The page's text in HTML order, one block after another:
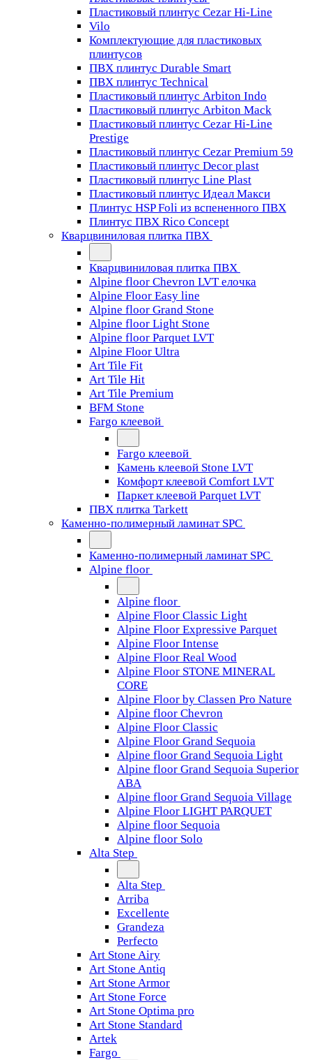
Пластиковый плинтус Cezar Hi-Line
Vilo
Комплектующие для пластиковых
плинтусов
ПВХ плинтус Durable Smart
ПВХ плинтус Technical
Пластиковый плинтус Arbiton Indo
Пластиковый плинтус Arbiton Mack
Пластиковый плинтус Cezar Hi-Line
Prestige
Пластиковый плинтус Cezar Premium 59
Пластиковый плинтус Decor plast
Пластиковый плинтус Line Plast
Пластиковый плинтус Идеал Макси
Плинтус HSP Foli из вспененного ПВХ
Плинтус ПВХ Rico Concept
Кварцвиниловая плитка ПВХ
Кварцвиниловая плитка ПВХ
Alpine floor Chevron LVT елочка
Alpine Floor Easy line
Alpine floor Grand Stone
Alpine floor Light Stone
Alpine floor Parquet LVT
Alpine Floor Ultra
Art Tile Fit
Art Tile Hit
Art Tile Premium
BFM Stone
Fargo клеевой
Fargo клеевой
Камень клеевой Stone LVT
Комфорт клеевой Comfort LVT
Паркет клеевой Parquet LVT
ПВХ плитка Tarkett
Каменно-полимерный ламинат SPC
Каменно-полимерный ламинат SPC
Alpine floor
Alpine floor
Alpine Floor Classic Light
Alpine Floor Expressive Parquet
Alpine Floor Intense
Alpine Floor Real Wood
Alpine Floor STONE MINERAL
CORE
Alpine Floor by Classen Pro Nature
Alpine floor Chevron
Alpine Floor Classic
Alpine Floor Grand Sequoia
Alpine floor Grand Sequoia Light
Alpine floor Grand Sequoia Superior
ABA
Alpine floor Grand Sequoia Village
Alpine Floor LIGHT PARQUET
Alpine floor Sequoia
Alpine floor Solo
Alta Step
Alta Step
Arriba
Excellente
Grandeza
Perfecto
Art Stone Airy
Art Stone Antiq
Art Stone Armor
Art Stone Force
Art Stone Optima pro
Art Stone Standard
Artek
Fargo